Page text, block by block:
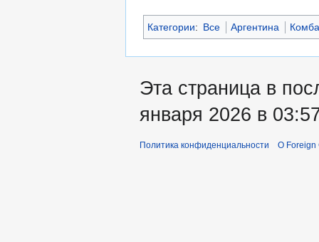
Категории: Все Аргентина
Эта страница в
января 2026 в
Политика конфиденциальности О Foreign